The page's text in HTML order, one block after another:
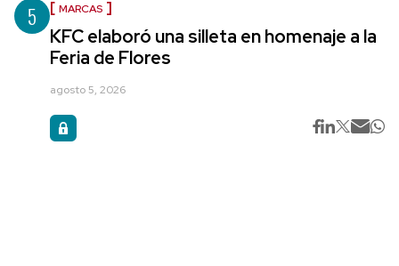
5 MARCAS
KFC elaboró una silleta en homenaje a la
Feria de Flores
agosto 5, 2026